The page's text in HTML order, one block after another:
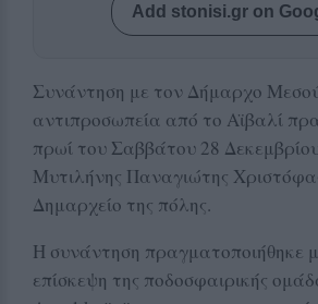
Add stonisi.gr on
Συνάντηση με τον Δήμαρχο
αντιπροσωπεία από το Αϊβαλί
πρωί του Σαββάτου 28
Μυτιλήνης Παναγιώτης
Δημαρχείο της πόλης.
Η συνάντηση πραγματοποιήθηκε
επίσκεψη της ποδοσφαιρικής